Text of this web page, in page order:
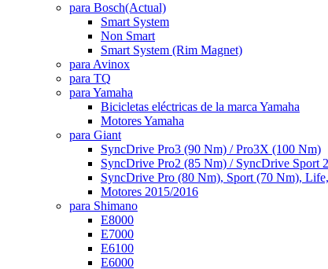
para Bosch(Actual)
Smart System
Non Smart
Smart System (Rim Magnet)
para Avinox
para TQ
para Yamaha
Bicicletas eléctricas de la marca Yamaha
Motores Yamaha
para Giant
SyncDrive Pro3 (90 Nm) / Pro3X (100 Nm)
SyncDrive Pro2 (85 Nm) / SyncDrive Sport
SyncDrive Pro (80 Nm), Sport (70 Nm),
Motores 2015/2016
para Shimano
E8000
E7000
E6100
E6000